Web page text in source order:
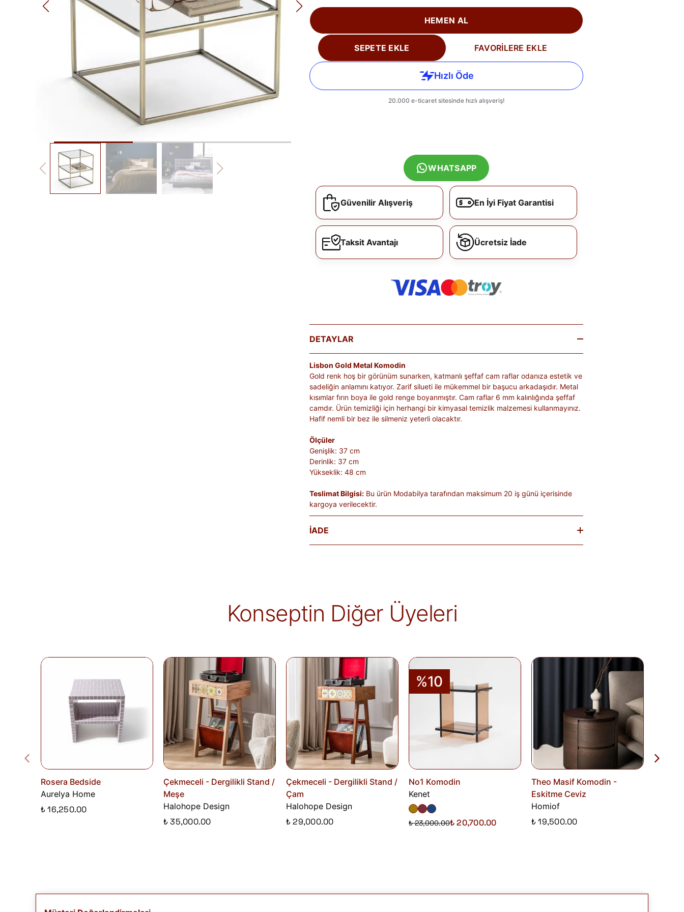
HEMEN AL
SEPETE EKLE FAVORİLERE EKLE
WHATSAPP
Güvenilir Alışveriş En İyi Fiyat Garantisi
Taksit Avantajı Ücretsiz İade
DETAYLAR
Lisbon Gold Metal Komodin
Gold renk hoş bir görünüm sunarken, katmanlı şeffaf cam raflar odanıza estetik ve
sadeliğin anlamını katıyor. Zarif silueti ile mükemmel bir başucu arkadaşıdır. Metal
kısımlar fırın boya ile gold renge boyanmıştır. Cam raflar 6 mm kalınlığında şeffaf
camdır. Ürün temizliği için herhangi bir kimyasal temizlik malzemesi kullanmayınız.
Hafif nemli bir bez ile silmeniz yeterli olacaktır.
Ölçüler
Genişlik: 37 cm
Derinlik: 37 cm
Yükseklik: 48 cm
Teslimat Bilgisi: Bu ürün Modabilya tarafından maksimum 20 iş günü içerisinde
kargoya verilecektir.
İADE
alır.
İade edilen ürünler, iade şartlarına uygun olduğu takdirde 10 gün içinde bankanıza
iletilir. İade sürecini başlatmak için lütfen
Konseptin Diğer Üyeleri
Rosera Bedside
Aurelya Home
₺ 16,250.00
Çekmeceli - Dergilikli Stand /
Meşe
Halohope Design
₺ 35,000.00
Çekmeceli - Dergilikli Stand /
Çam
Halohope Design
₺ 29,000.00
%10
No1 Komodin
Kenet
₺ 23,000.00₺ 20,700.00
Theo Masif Komodin -
Eskitme Ceviz
Homiof
₺ 19,500.00